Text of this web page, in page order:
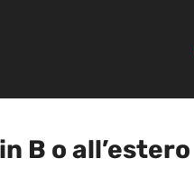
B o all’estero